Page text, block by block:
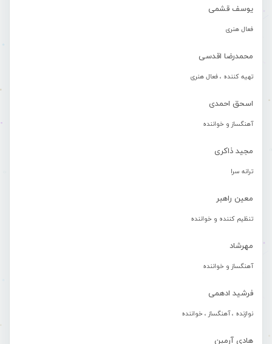
یوسف قشمی
فعال هنری
محمدرضا اقدسی
تهیه کننده ، فعال هنری
اسحق احمدی
آهنگساز و خواننده
مجید ذاکری
ترانه سرا
معین راهبر
تنظیم کننده و خواننده
مهرشاد
آهنگساز و خواننده
فرشید ادهمی
نوازنده ، آهنگساز ، خواننده
هادی آرمین